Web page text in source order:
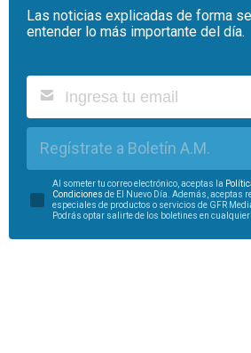
Las noticias explicadas de forma
entender lo más importante del día.
Regístrate a Boletín A.M.
Al someter tu correo electrónico, aceptas la
Condiciones de El Nuevo Día. Además, aceptas
especiales de productos o servicios de GFR
Podrás optar salirte de los boletines en cualquier